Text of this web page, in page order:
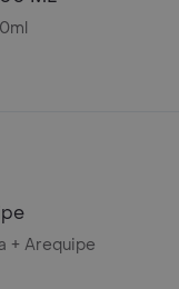
+ Arequipe